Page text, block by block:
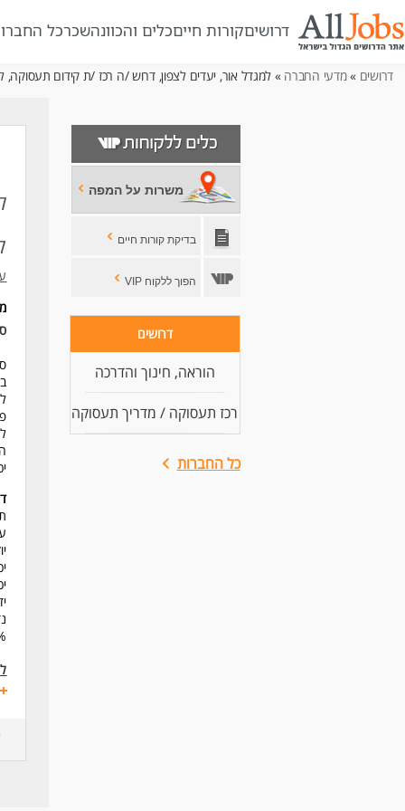
דרושיםקורות חייםכלים והכוונהשכרכל
דרושים »מדעי החברה » למגדל אור, יעדים לצפון, דרוש /ה רכז /ת קידום תעסוקה,
משרות על המפה
בדיקת קורות חיים
הפוך ללקוח VIP
דרושים
הוראה, חינוך והדרכה
רכז תעסוקה / מדריך תעסוקה
כל החברות